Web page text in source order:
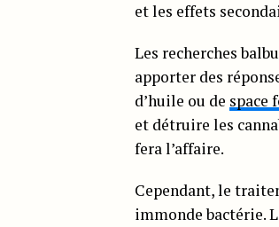
et les effets
Les recherches
apporter des
d’huile ou de space
et détruire les
fera l’affaire.
Cependant, le
immonde bactérie.